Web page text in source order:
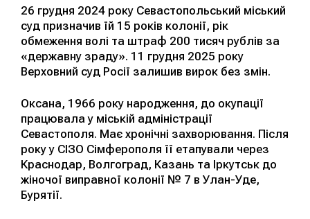
26 грудня 2024 року Севастопольський міський
суд призначив їй 15 років колонії, рік
обмеження волі та штраф 200 тисяч рублів за
«державну зраду». 11 грудня 2025 року
Верховний суд Росії залишив вирок без змін.
Оксана, 1966 року народження, до окупації
працювала у міській адміністрації
Севастополя. Має хронічні захворювання. Після
року у СІЗО Сімферополя її етапували через
Краснодар, Волгоград, Казань та Іркутськ до
жіночої виправної колонії № 7 в Улан-Уде,
Бурятії.